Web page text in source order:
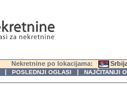
Nekretnine po lokacijama:
| POSLEDNJI OGLASI | NAJČITANIJI